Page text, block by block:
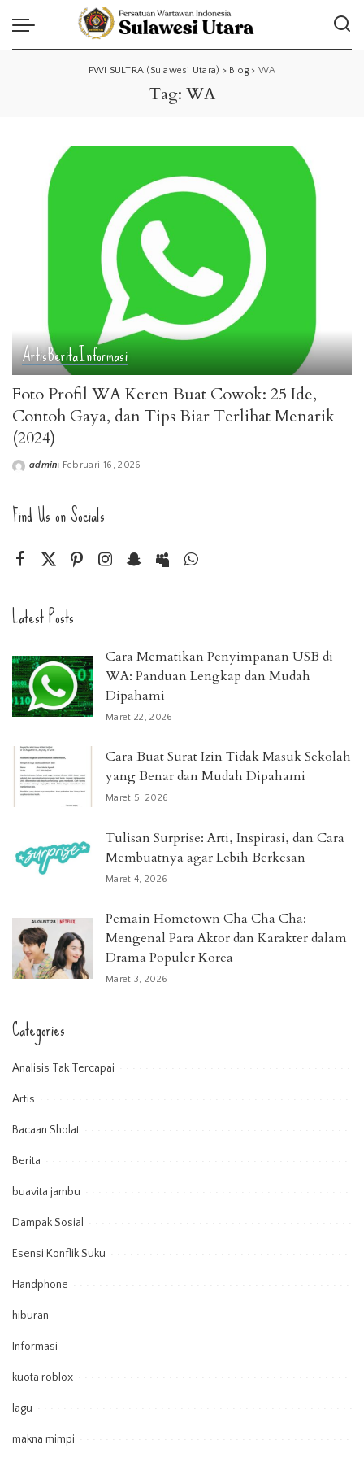
PWI SULTRA (Sulawesi Utara) > Blog> WA
Tag: WA
ArtisBeritaInformasi
Foto Profil WA Keren Buat Cowok: 25 Ide,
Contoh Gaya, dan Tips Biar Terlihat Menarik
(2024)
Posted
admin Februari 16, 2026
Find Us on Socials
Latest Posts
Cara Mematikan Penyimpanan USB di
WA: Panduan Lengkap dan Mudah
Dipahami
Maret 22, 2026
Cara Buat Surat Izin Tidak Masuk Sekolah
yang Benar dan Mudah Dipahami
Maret 5, 2026
Tulisan Surprise: Arti, Inspirasi, dan Cara
Membuatnya agar Lebih Berkesan
Maret 4, 2026
Pemain Hometown Cha Cha Cha:
Mengenal Para Aktor dan Karakter dalam
Drama Populer Korea
Maret 3, 2026
Categories
Analisis Tak Tercapai
Artis
Bacaan Sholat
Berita
buavita jambu
Dampak Sosial
Esensi Konflik Suku
Handphone
hiburan
Informasi
kuota roblox
lagu
makna mimpi